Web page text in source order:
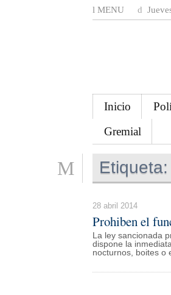
MENU
Inicio
Gremial
Etiqueta:
28 abril 2014
Prohiben el
La ley sancionada
dispone la
nocturnos, boites o